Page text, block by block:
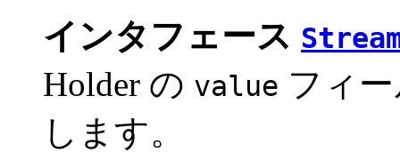
インタフェース
Holder の value フィ
します。